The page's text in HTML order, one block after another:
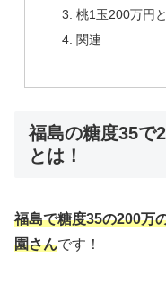
桃1玉200万円
関連
福島の糖度35で
とは！
福島で糖度35の200万
園さんです！